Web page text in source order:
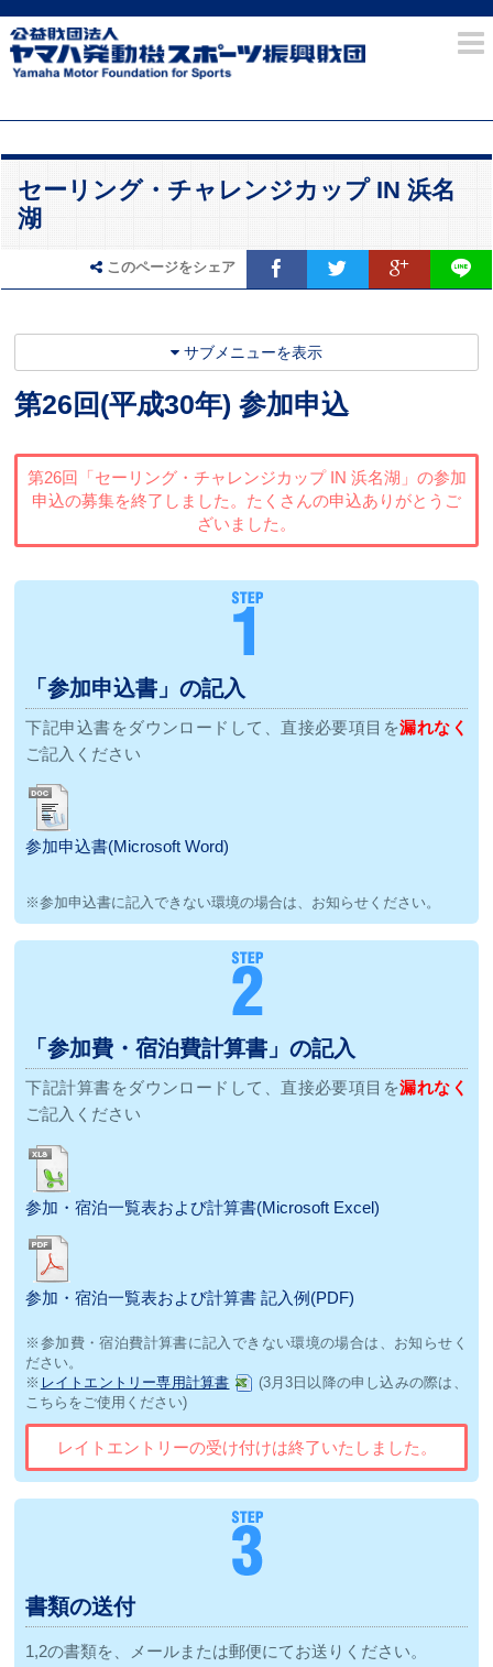
セーリング・チャレンジカップ IN 浜名
湖
このページをシェア
サブメニューを表示
第26回(平成30年) 参加申込
第26回「セーリング・チャレンジカップ IN 浜名湖」の参加
申込の募集を終了しました。 たくさんの申込ありがとうご
ざいました。
「参加申込書」の記入
下記申込書をダウンロードして、直接必要項目を漏れなく
ご記入ください
参加申込書(Microsoft Word)
※参加申込書に記入できない環境の場合は、お知らせください。
「参加費・宿泊費計算書」の記入
下記計算書をダウンロードして、直接必要項目を漏れなく
ご記入ください
参加・宿泊一覧表および計算書(Microsoft Excel)
参加・宿泊一覧表および計算書 記入例(PDF)
※参加費・宿泊費計算書に記入できない環境の場合は、お知らせく
ださい。
※ レイトエントリー専用計算書
(3月3日以降の申し込みの際は、
こちらをご使用ください)
レイトエントリーの受け付けは終了いたしました。
書類の送付
1,2の書類を、メールまたは郵便にてお送りください。